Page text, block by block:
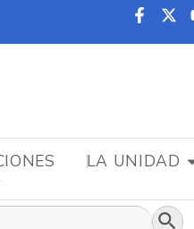
LA UNIDAD